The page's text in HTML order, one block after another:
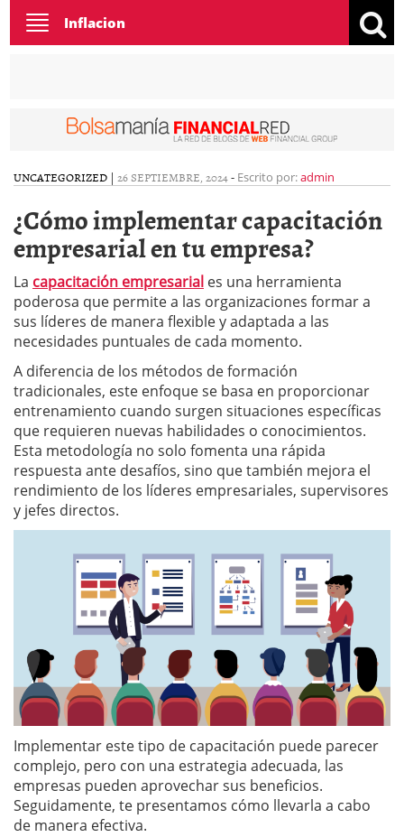
Toggle
navigation
Inflacion
UNCATEGORIZED | 26 SEPTIEMBRE, 2024- Escrito por:admin
¿Cómo implementar capacitación
empresarial en tu empresa?
La capacitación empresarial es una herramienta
poderosa que permite a las organizaciones formar a
sus líderes de manera flexible y adaptada a las
necesidades puntuales de cada momento.
A diferencia de los métodos de formación
tradicionales, este enfoque se basa en proporcionar
entrenamiento cuando surgen situaciones específicas
que requieren nuevas habilidades o conocimientos.
Esta metodología no solo fomenta una rápida
respuesta ante desafíos, sino que también mejora el
rendimiento de los líderes empresariales, supervisores
y jefes directos.
Implementar este tipo de capacitación puede parecer
complejo, pero con una estrategia adecuada, las
empresas pueden aprovechar sus beneficios.
Seguidamente, te presentamos cómo llevarla a cabo
de manera efectiva.